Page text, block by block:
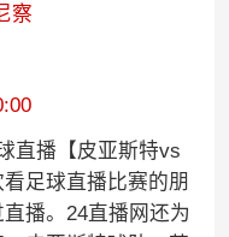
察
直播【皮亚斯特vs
足球直播比赛的朋
播。24直播网还为